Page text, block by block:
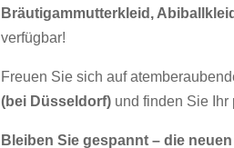
Bräutigammutterkleid,
verfügbar!
Freuen Sie sich auf
(bei Düsseldorf)und finden Sie Ihr
Bleiben Sie gespannt – die